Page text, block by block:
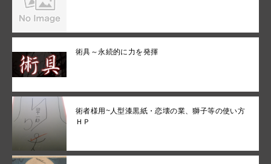
術具～永続的に力を発揮
術者様用~人型漆黒紙・恋壊の業、獅子等の使い方
ＨＰ